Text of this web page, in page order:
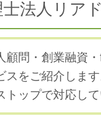
士法人リア
顧問・創業融資
スをご紹介しま
ップで対応して